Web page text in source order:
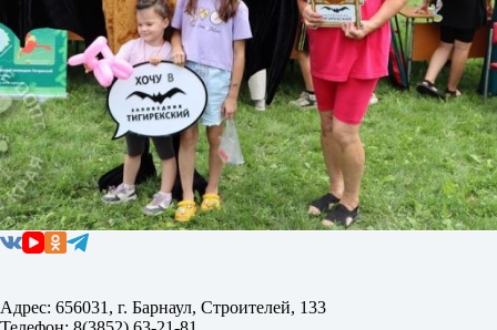
Адрес: 656031, г. Барнаул, Строителей, 133